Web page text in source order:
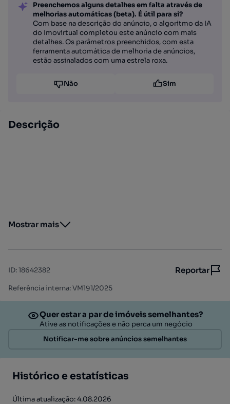
Preenchemos alguns detalhes em falta através de
melhorias automáticas (beta). É útil para si?
Com base na descrição do anúncio, o algoritmo da IA
do Imovirtual completou este anúncio com mais
detalhes. Os parâmetros preenchidos, com esta
ferramenta automática de melhoria de anúncios,
estão assinalados com uma estrela roxa.
Não Sim
Descrição
Mostrar mais
ID:18642382 Reportar
Referência interna: VM191/2025
Quer estar a par de imóveis semelhantes?
Ative as notificações e não perca um negócio
Notificar-me sobre anúncios semelhantes
Histórico e estatísticas
Última atualização: 4.08.2026